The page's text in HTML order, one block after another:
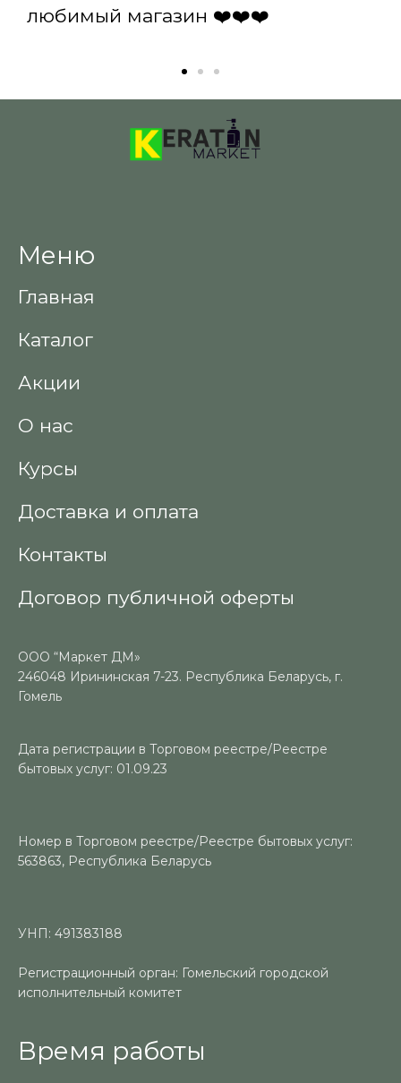
любимый магазин ❤️❤️❤️
Меню
Главная
Каталог
Акции
О нас
Курсы
Доставка и оплата
Контакты
Договор публичной оферты
ООО “Маркет ДМ»
246048 Ирининская 7-23. Республика Беларусь, г.
Гомель
Дата регистрации в Торговом реестре/Реестре
бытовых услуг: 01.09.23
Номер в Торговом реестре/Реестре бытовых услуг:
563863, Республика Беларусь
УНП: 491383188
Регистрационный орган: Гомельский городской
исполнительный комитет
Время работы